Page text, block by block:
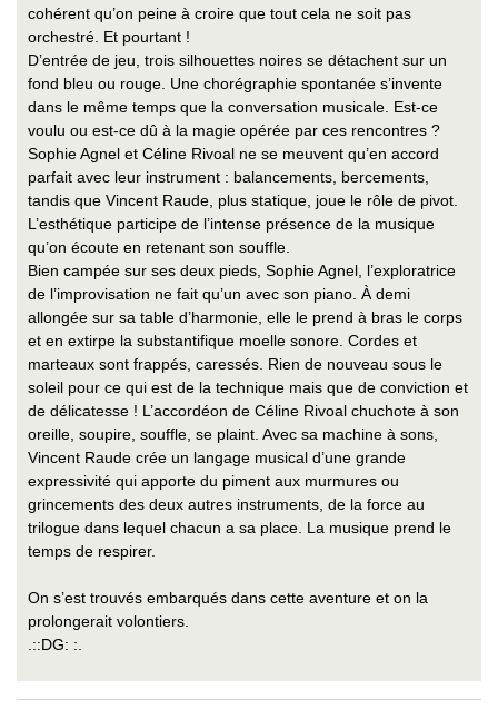
cohérent qu’on peine à croire que tout cela ne soit pas
orchestré. Et pourtant !
D’entrée de jeu, trois silhouettes noires se détachent sur un
fond bleu ou rouge. Une chorégraphie spontanée s’invente
dans le même temps que la conversation musicale. Est-ce
voulu ou est-ce dû à la magie opérée par ces rencontres ?
Sophie Agnel et Céline Rivoal ne se meuvent qu’en accord
parfait avec leur instrument : balancements, bercements,
tandis que Vincent Raude, plus statique, joue le rôle de pivot.
L’esthétique participe de l’intense présence de la musique
qu’on écoute en retenant son souffle.
Bien campée sur ses deux pieds, Sophie Agnel, l’exploratrice
de l’improvisation ne fait qu’un avec son piano. À demi
allongée sur sa table d’harmonie, elle le prend à bras le corps
et en extirpe la substantifique moelle sonore. Cordes et
marteaux sont frappés, caressés. Rien de nouveau sous le
soleil pour ce qui est de la technique mais que de conviction et
de délicatesse ! L’accordéon de Céline Rivoal chuchote à son
oreille, soupire, souffle, se plaint. Avec sa machine à sons,
Vincent Raude crée un langage musical d’une grande
expressivité qui apporte du piment aux murmures ou
grincements des deux autres instruments, de la force au
trilogue dans lequel chacun a sa place. La musique prend le
temps de respirer.
On s’est trouvés embarqués dans cette aventure et on la
prolongerait volontiers.
.::DG: :.